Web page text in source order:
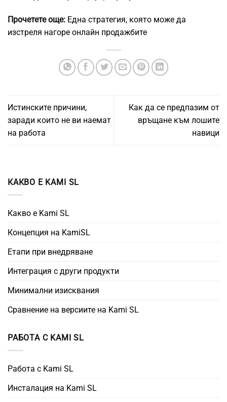
Прочетете още: Една стратегия, която може да
изстреля нагоре онлайн продажбите
Истинските причини,
заради които не ви наемат
на работа
Как да се предпазим от
връщане към лошите
навици
КАКВО Е KAMI SL
Какво е Kami SL
Концепция на KamiSL
Етапи при внедряване
Интеграция с други продукти
Минимални изисквания
Сравнение на версиите на Kami SL
РАБОТА С KAMI SL
Работа с Kami SL
Инсталация на Kami SL